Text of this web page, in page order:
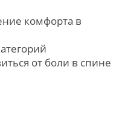
комфорта в
от боли в спине